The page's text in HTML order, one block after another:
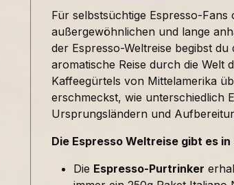
Für selbstsüchtige Espresso-
außergewöhnlichen und lange
der Espresso-Weltreise begibst
aromatische Reise durch die Welt
Kaffeegürtels von Mittelamerika
erschmeckst, wie unterschiedlich
Ursprungsländern und
Die Espresso Weltreise gibt es
Die Espresso-Purtrinker